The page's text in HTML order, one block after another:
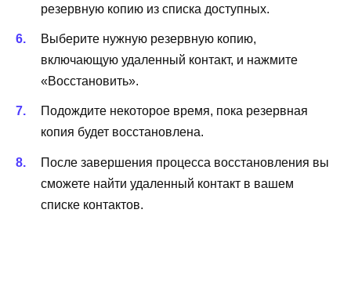
резервную копию из списка доступных.
Выберите нужную резервную копию,
включающую удаленный контакт, и нажмите
«Восстановить».
Подождите некоторое время, пока резервная
копия будет восстановлена.
После завершения процесса восстановления вы
сможете найти удаленный контакт в вашем
списке контактов.